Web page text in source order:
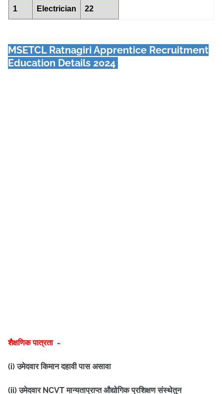
1 Electrician 22
MSETCL Ratnagiri Apprentice Recruitment
Education Details 2024
शैक्षणिक पात्रता -
(i) उमेदवार किमान दहावी पास असावा
(ii) उमेदवार NCVT मान्यताप्राप्त औद्योगिक प्रशिक्षण संस्थेतुन